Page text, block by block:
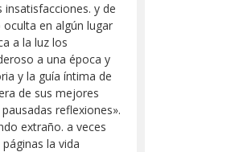
y de
en algún lugar
a la luz los
a una época y
y la guía íntima de
de sus mejores
reflexiones».
extraño. a veces
la vida